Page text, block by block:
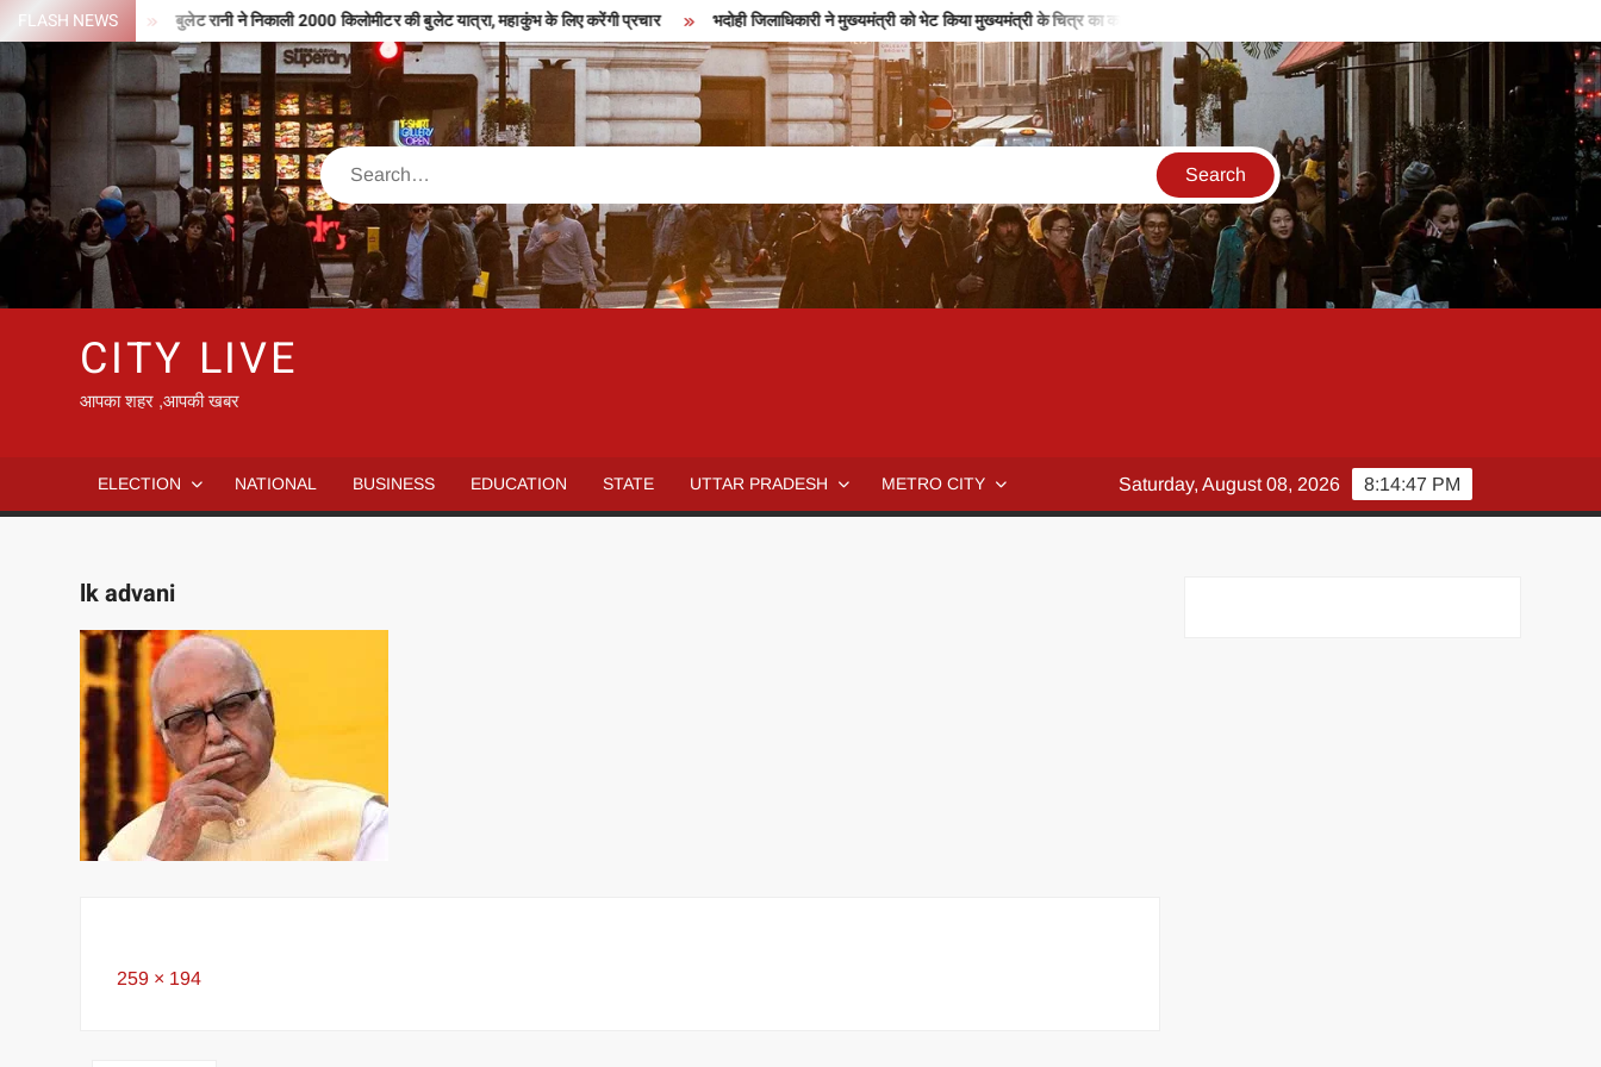
Skip
to
content
FLASH NEWS
मिले 127 करोड़ बुलेट रानी ने निकाली 2000 किलोमीटर की बुलेट यात्रा, महाकुंभ के लिए करेंगी प्रचार भदोही जिलाधिकारी ने मुख्यमंत्री को भेट किया मुख्यमंत्री के चित्र का कालीन
Search
CITY LIVE
आपका शहर ,आपकी खबर
ELECTION NATIONAL BUSINESS EDUCATION STATE UTTAR PRADESH METRO CITY 8:14:48 PM
Saturday, August 08, 2026
lk advani
Full
259 × 194